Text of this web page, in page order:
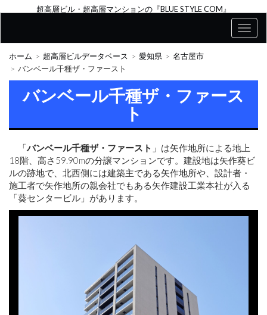
超高層ビル・超高層マンションの『BLUE STYLE COM』
ホーム 超高層ビルデータベース 愛知県
名古屋市
バンベール千種ザ・ファースト
バンベール千種ザ・ファース
ト
「バンベール千種ザ・ファースト 」は矢作地所による地上
18階、高さ59.90mの分譲マンションです。建設地は矢作葵ビ
ルの跡地で、北西側には建築主である矢作地所や、設計者・
施工者で矢作地所の親会社でもある矢作建設工業本社が入る
「葵センタービル」があります。